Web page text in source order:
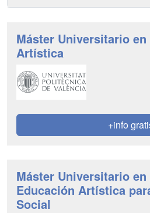
Máster Universitario
Artística
+info
Máster Universitario
Educación Artística
Social